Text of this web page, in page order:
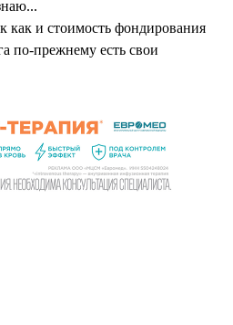
и стоимость фондирования
по-прежнему есть свои